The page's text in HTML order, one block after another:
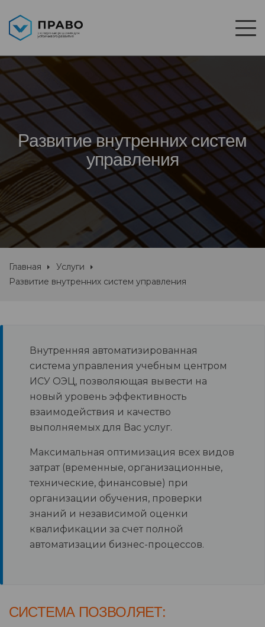
Развитие внутренних систем
управления
Главная
Услуги
Развитие внутренних систем управления
Внутренняя автоматизированная
система управления учебным центром
ИСУ ОЭЦ, позволяющая вывести на
новый уровень эффективность
взаимодействия и качество
выполняемых для Вас услуг.
Максимальная оптимизация всех видов
затрат (временные, организационные,
технические, финансовые) при
организации обучения, проверки
знаний и независимой оценки
квалификации за счет полной
автоматизации бизнес-процессов.
СИСТЕМА ПОЗВОЛЯЕТ: